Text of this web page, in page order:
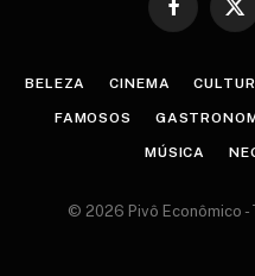
Facebook
X
BELEZA CINEMA
FAMOSOS
MÚSICA
© 2026 Pivô Econômico